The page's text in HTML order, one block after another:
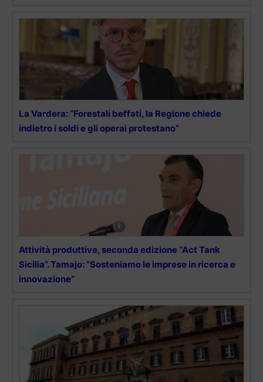
La Vardera: “Forestali beffati, la Regione chiede
indietro i soldi e gli operai protestano”
Attività produttive, seconda edizione “Act Tank
Sicilia”. Tamajo: “Sosteniamo le imprese in ricerca e
innovazione”